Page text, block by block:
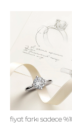
fiyat farkı sadece